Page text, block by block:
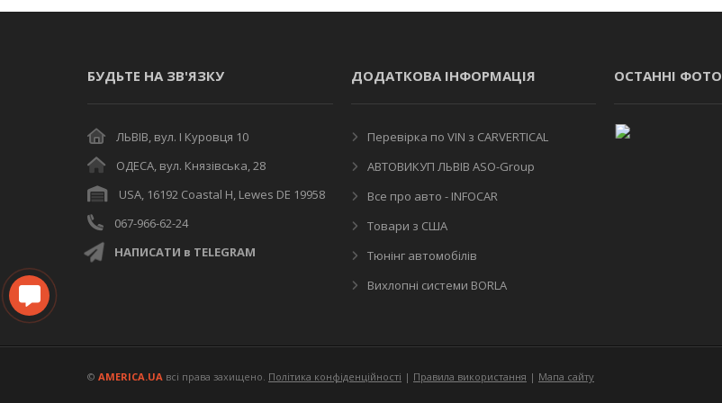
БУДЬТЕ НА ЗВ'ЯЗКУ
ЛЬВІВ, вул. І Куровця 10
ОДЕСА, вул. Князівська, 28
USA, 16192 Coastal H, Lewes DE 19958
067-966-62-24
НАПИСАТИ в TELEGRAM
ДОДАТКОВА ІНФОРМАЦІЯ
Перевірка по VIN з CARVERTICAL
АВТОВИКУП ЛЬВІВ ASO-Group
Все про авто - INFOCAR
Товари з США
Тюнінг автомобілів
Вихлопні системи BORLA
ОСТАННІ ФОТО
© AMERICA.UA всі права захищено. Політика конфіденційності | Правила використання | Мапа сайту